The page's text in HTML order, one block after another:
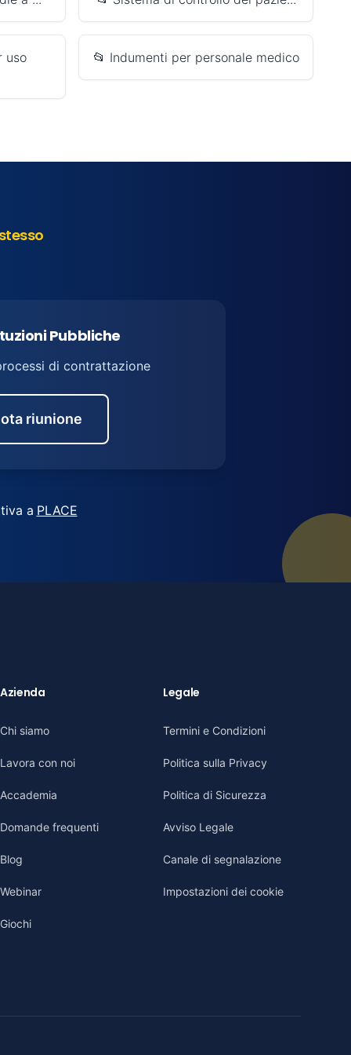
uso
📂 Indumenti per personale medico
Pubbliche
di contrattazione
riunione
a PLACE
Azienda
Chi siamo
Lavora con noi
Accademia
Domande frequenti
Blog
Webinar
Giochi
Legale
Termini e Condizioni
Politica sulla Privacy
Politica di Sicurezza
Avviso Legale
Canale di segnalazione
Impostazioni dei cookie